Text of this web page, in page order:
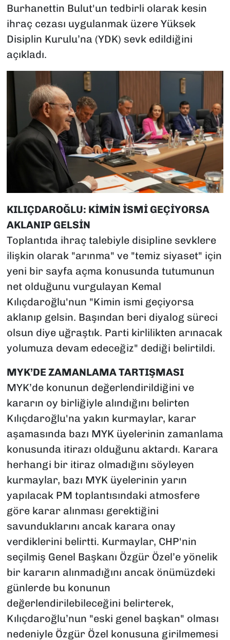
Burhanettin Bulut'un tedbirli olarak kesin
ihraç cezası uygulanmak üzere Yüksek
Disiplin Kurulu’na (YDK) sevk edildiğini
açıkladı.
KILIÇDAROĞLU: KİMİN İSMİ GEÇİYORSA
AKLANIP GELSİN
Toplantıda ihraç talebiyle disipline sevklere
ilişkin olarak "arınma" ve "temiz siyaset" için
yeni bir sayfa açma konusunda tutumunun
net olduğunu vurgulayan Kemal
Kılıçdaroğlu'nun "Kimin ismi geçiyorsa
aklanıp gelsin. Başından beri diyalog süreci
olsun diye uğraştık. Parti kirlilikten arınacak
yolumuza devam edeceğiz" dediği belirtildi.
MYK’DE ZAMANLAMA TARTIŞMASI
MYK’de konunun değerlendirildiğini ve
kararın oy birliğiyle alındığını belirten
Kılıçdaroğlu'na yakın kurmaylar, karar
aşamasında bazı MYK üyelerinin zamanlama
konusunda itirazı olduğunu aktardı. Karara
herhangi bir itiraz olmadığını söyleyen
kurmaylar, bazı MYK üyelerinin yarın
yapılacak PM toplantısındaki atmosfere
göre karar alınması gerektiğini
savunduklarını ancak karara onay
verdiklerini belirtti. Kurmaylar, CHP'nin
seçilmiş Genel Başkanı Özgür Özel’e yönelik
bir kararın alınmadığını ancak önümüzdeki
günlerde bu konunun
değerlendirilebileceğini belirterek,
Kılıçdaroğlu’nun "eski genel başkan" olması
nedeniyle Özgür Özel konusuna girilmemesi